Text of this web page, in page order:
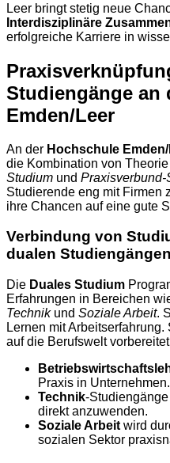
Leer bringt stetig neue
Interdisziplinäre
erfolgreiche Karriere in
Studiengänge an
Emden/Leer
An der Hochschule
die Kombination von
Studium und
Studierende eng mit Firmen
ihre Chancen auf eine gute
Verbindung von
dualen Studiengängen
Die Duales Studium
Erfahrungen in Bereichen
Technikund Soziale Arbeit.
Lernen mit
auf die Berufswelt
Praxis in Unternehmen.
Technik-
direkt anzuwenden.
Soziale Arbeit wird
sozialen Sektor